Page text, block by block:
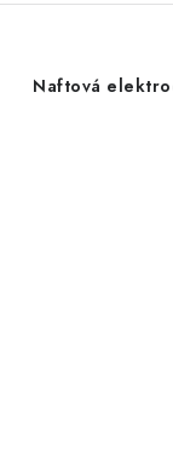
Naftová